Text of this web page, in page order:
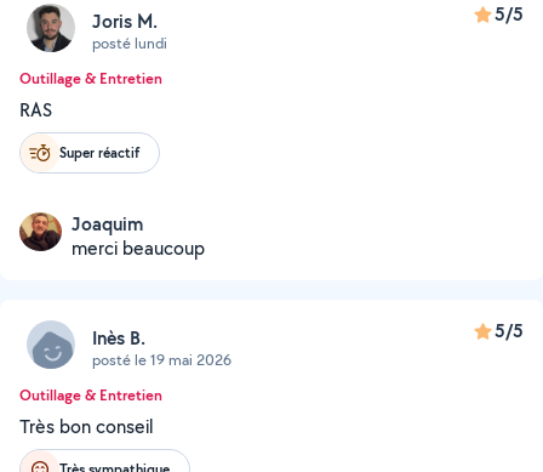
Joris M.
posté lundi
5/5
Outillage & Entretien
RAS
Super réactif
Joaquim
merci beaucoup
Inès B.
posté le 19 mai 2026
5/5
Outillage & Entretien
Très bon conseil